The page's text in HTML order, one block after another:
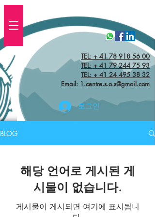
TEL: + 41 78 918 56 00
TEL: + 41 79 244 75 93
TEL: + 41 24 495 38 32‬
Email: 1.centre.s.o.s@gmail.com
로그인
BLOG
해당 언어로 게시된 게
시물이 없습니다.
게시물이 게시되면 여기에 표시됩니